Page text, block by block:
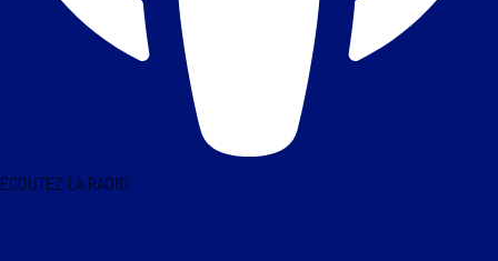
ÉCOUTEZ LA RADIO